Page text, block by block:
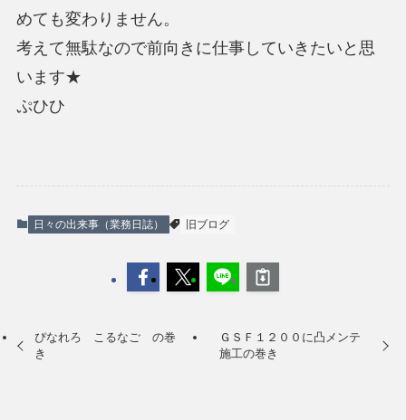
めても変わりません。
考えて無駄なので前向きに仕事していきたいと思
います★
ぷひひ
日々の出来事（業務日誌） 旧ブログ
ぴなれろ こるなご の巻
き
ＧＳＦ１２００に凸メンテ
施工の巻き